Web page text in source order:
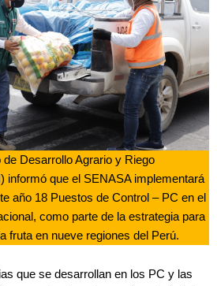
de Desarrollo Agrario y Riego
informó que el SENASA implementará
año 18 Puestos de Control – PC en el
como parte de la estrategia para
fruta en nueve regiones del Perú.
que se desarrollan en los PC y las